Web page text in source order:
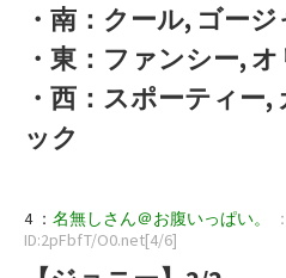
・南：クール, ゴー
・東：ファンシー,
・西：スポーティー,
ック
4 ： 名無しさん＠お腹いっぱい。
ID:2pFbfT/O0.net[4/6]